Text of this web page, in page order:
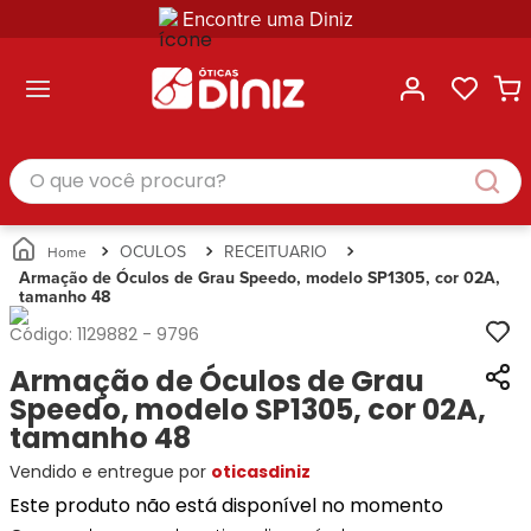
Encontre uma Diniz
Masculino
Feminino
Infantil
Unissex
Busque
Por
Marcas
Ana
Hickmann
Bulget
Miu-
Guess
Lacoste
Categorias
Masculino
Feminino
Infantil
Unissex
Busque
Por
Marcas
Ray-
Ban
Prada
Ana
Hickmann
Tecnol
Correntes
para
Óculos
Estojos
para
Óculos
Soluções
Cuidados
Busque
Ray-
Ban
Prada
Exchange
Tommy
Hilfiger
Ana
Hickmann
Guess
Speedo
Categoria
Armações
de Óculos
Óculos
de Sol
Corrente
para
Estojo
para
Óculos
Masculino
Feminino
O que você procura?
OCULOS
RECEITUARIO
Armação de Óculos de Grau Speedo, modelo SP1305, cor 02A,
tamanho 48
Código: 1129882 - 9796
Armação de Óculos de Grau
Speedo, modelo SP1305, cor 02A,
tamanho 48
Vendido e entregue por oticasdiniz
Este produto não está disponível no momento